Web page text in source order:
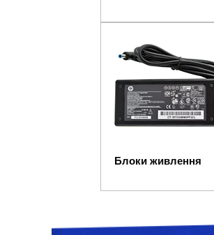
Блоки живлення